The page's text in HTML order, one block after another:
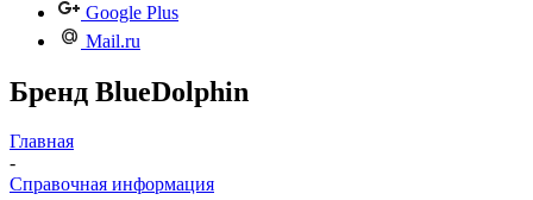
Google Plus
Mail.ru
Бренд ВluеDоlрhin
Главная
-
Справочная информация